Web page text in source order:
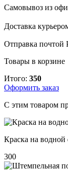
Самовывоз из
Доставка
Отправка почтой
Товары в корзине
Итого: 350
Оформить заказ
С этим товаром
Краска на
300